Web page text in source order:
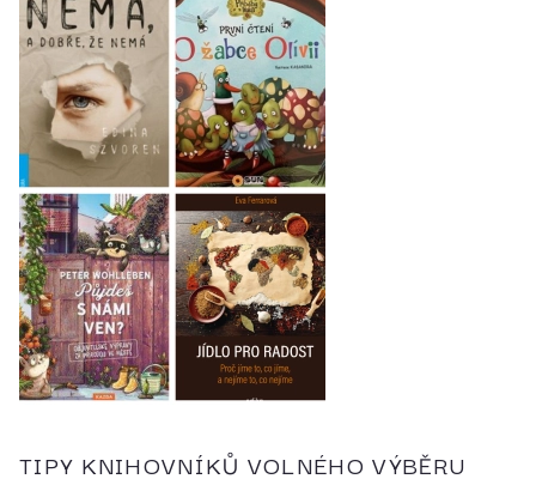
TIPY KNIHOVNÍKŮ VOLNÉHO VÝBĚRU